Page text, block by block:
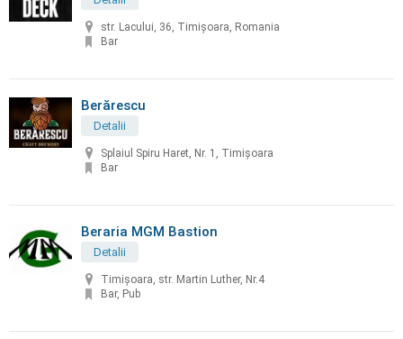
str. Lacului, 36, Timișoara, Romania
Bar
Berărescu
Detalii
Splaiul Spiru Haret, Nr. 1, Timișoara
Bar
Beraria MGM Bastion
Detalii
Timișoara, str. Martin Luther, Nr.4
Bar, Pub